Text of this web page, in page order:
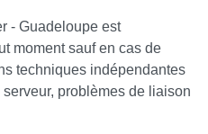
- Guadeloupe est
moment sauf en cas de
techniques indépendantes
problèmes de liaison